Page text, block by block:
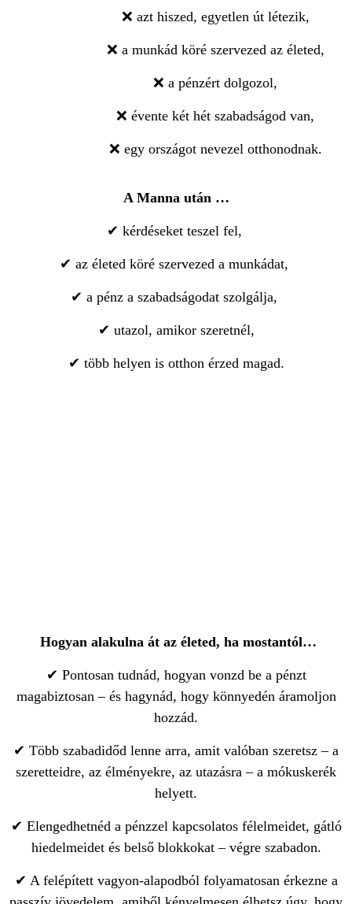
❌ azt hiszed, egyetlen út létezik,
❌ a munkád köré szervezed az életed,
❌ a pénzért dolgozol,
❌ évente két hét szabadságod van,
❌ egy országot nevezel otthonodnak.
A Manna után …
✔ kérdéseket teszel fel,
✔ az életed köré szervezed a munkádat,
✔ a pénz a szabadságodat szolgálja,
✔ utazol, amikor szeretnél,
✔ több helyen is otthon érzed magad.
Hogyan alakulna át az életed, ha mostantól…
✔ Pontosan tudnád, hogyan vonzd be a pénzt
magabiztosan – és hagynád, hogy könnyedén áramoljon
hozzád.
✔ Több szabadidőd lenne arra, amit valóban szeretsz – a
szeretteidre, az élményekre, az utazásra – a mókuskerék
helyett.
✔ Elengedhetnéd a pénzzel kapcsolatos félelmeidet, gátló
hiedelmeidet és belső blokkokat – végre szabadon.
✔ A felépített vagyon-alapodból folyamatosan érkezne a